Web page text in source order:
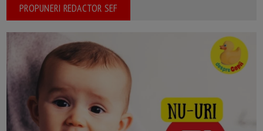
PROPUNERI REDACTOR SEF